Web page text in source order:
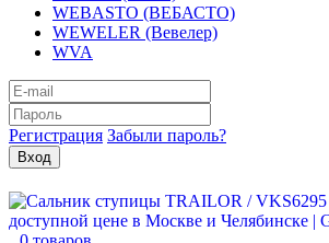
WEBASTO (ВЕБАСТО)
WEWELER (Вевелер)
WVA
Регистрация Забыли пароль?